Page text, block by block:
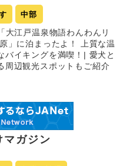
中部
大江戸温泉物語わんわんリ
」に泊まったよ！ 上質な温
バイキングを満喫！| 愛犬と
周辺観光スポットもご紹介
マガジン